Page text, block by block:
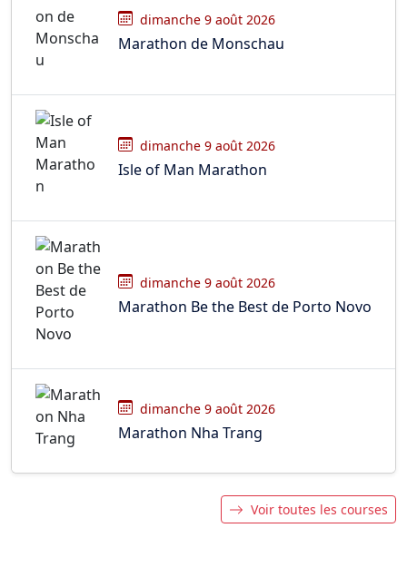
dimanche 9 août 2026
Marathon de Monschau
dimanche 9 août 2026
Isle of Man Marathon
dimanche 9 août 2026
Marathon Be the Best de Porto Novo
dimanche 9 août 2026
Marathon Nha Trang
Voir toutes les courses